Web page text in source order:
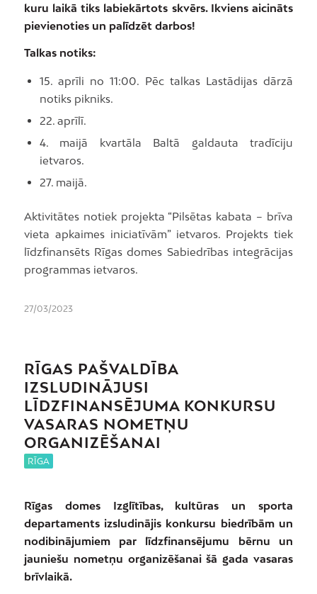
kuru laikā tiks labiekārtots skvērs. Ikviens aicināts
pievienoties un palīdzēt darbos!
Talkas notiks:
15. aprīli no 11:00. Pēc talkas Lastādijas dārzā
notiks pikniks.
22. aprīlī.
4. maijā kvartāla Baltā galdauta tradīciju
ietvaros.
27. maijā.
Aktivitātes notiek projekta “Pilsētas kabata – brīva
vieta apkaimes iniciatīvām” ietvaros. Projekts tiek
līdzfinansēts Rīgas domes Sabiedrības integrācijas
programmas ietvaros.
27/03/2023
RĪGAS PAŠVALDĪBA
IZSLUDINĀJUSI
LĪDZFINANSĒJUMA KONKURSU
VASARAS NOMETŅU
ORGANIZĒŠANAI
RĪGA
Rīgas domes Izglītības, kultūras un sporta
departaments izsludinājis konkursu biedrībām un
nodibinājumiem par līdzfinansējumu bērnu un
jauniešu nometņu organizēšanai šā gada vasaras
brīvlaikā.